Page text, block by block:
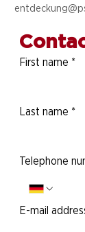
First name *
Last name *
Telephone
E-mail